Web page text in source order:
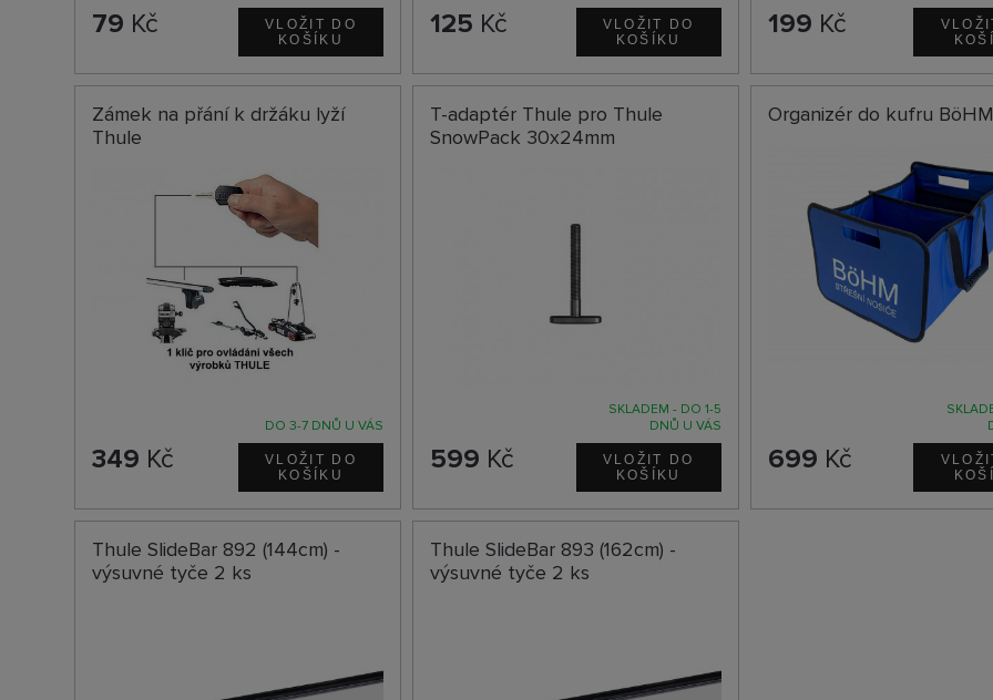
79 Kč 125 Kč 199 Kč
Zámek na přání k držáku lyží
Thule
DO 3-7 DNŮ U VÁS
349 Kč
T-adaptér Thule pro Thule
SnowPack 30x24mm
SKLADEM - DO 1-5
DNŮ U VÁS
599 Kč
Organizér do kufru BöHM
699 Kč
Thule SlideBar 892 (144cm) -
výsuvné tyče 2 ks
Thule SlideBar 893 (162cm) -
výsuvné tyče 2 ks